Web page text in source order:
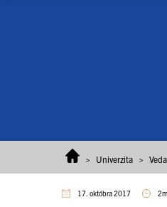
> Univerzita >
17. októbra 2017